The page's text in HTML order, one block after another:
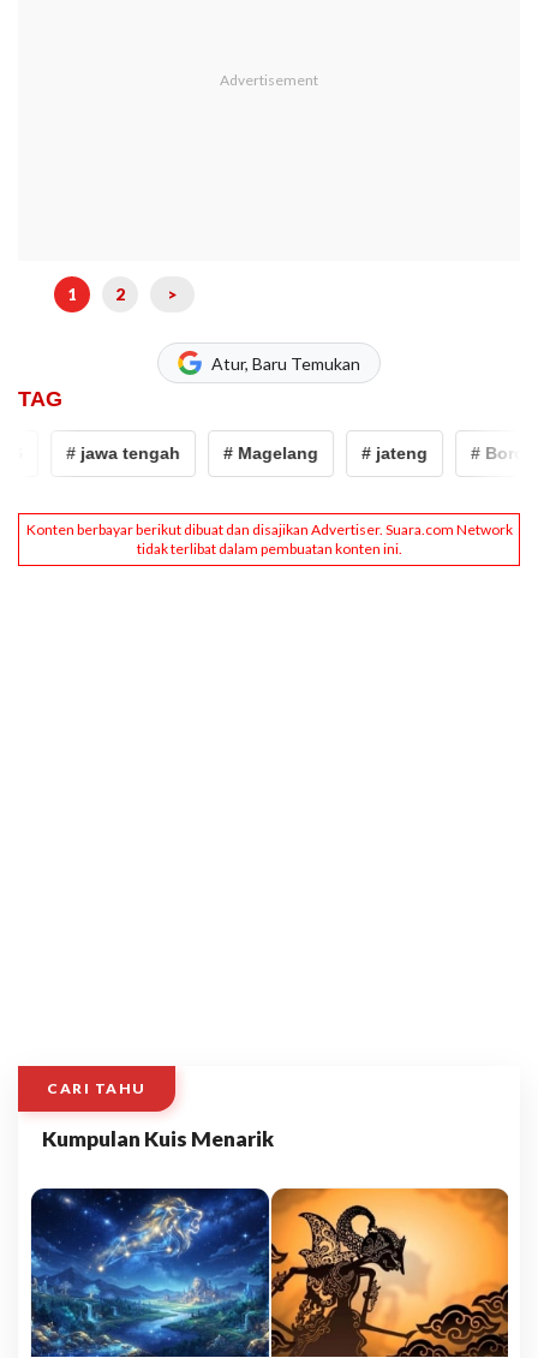
1 2 >
Atur, Baru Temukan
TAG
# jawa tengah # Magelang # jateng #
CARI TAHU
Kumpulan Kuis Menarik